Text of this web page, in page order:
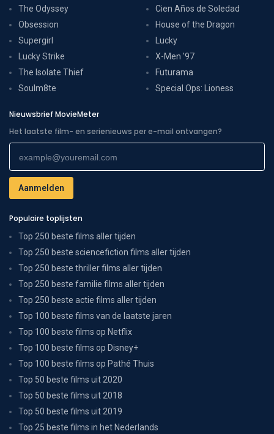
The Odyssey
Obsession
Supergirl
Lucky Strike
The Isolate Thief
Soulm8te
Cien Años de Soledad
House of the Dragon
Lucky
X-Men '97
Futurama
Special Ops: Lioness
Nieuwsbrief MovieMeter
Het laatste film- en serienieuws per e-mail ontvangen?
Populaire toplijsten
Top 250 beste films aller tijden
Top 250 beste sciencefiction films aller tijden
Top 250 beste thriller films aller tijden
Top 250 beste familie films aller tijden
Top 250 beste actie films aller tijden
Top 100 beste films van de laatste jaren
Top 100 beste films op Netflix
Top 100 beste films op Disney+
Top 100 beste films op Pathé Thuis
Top 50 beste films uit 2020
Top 50 beste films uit 2018
Top 50 beste films uit 2019
Top 25 beste films in het Nederlands